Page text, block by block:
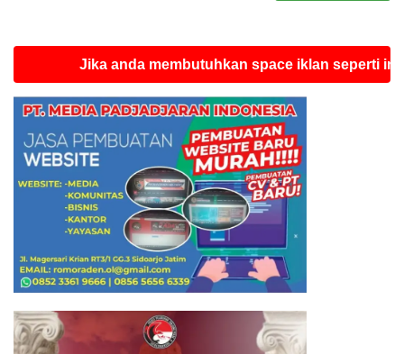
Jika anda membutuhkan space iklan seperti ini